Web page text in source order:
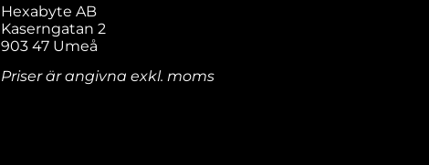
Hexabyte AB
Kaserngatan 2
903 47 Umeå
Priser är angivna exkl. moms